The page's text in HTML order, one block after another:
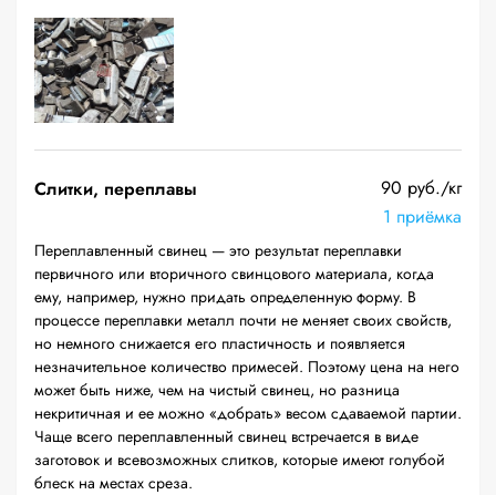
Слитки, переплавы
90 руб./кг
1 приёмка
Переплавленный свинец — это результат переплавки
первичного или вторичного свинцового материала, когда
ему, например, нужно придать определенную форму. В
процессе переплавки металл почти не меняет своих свойств,
но немного снижается его пластичность и появляется
незначительное количество примесей. Поэтому цена на него
может быть ниже, чем на чистый свинец, но разница
некритичная и ее можно «добрать» весом сдаваемой партии.
Чаще всего переплавленный свинец встречается в виде
заготовок и всевозможных слитков, которые имеют голубой
блеск на местах среза.